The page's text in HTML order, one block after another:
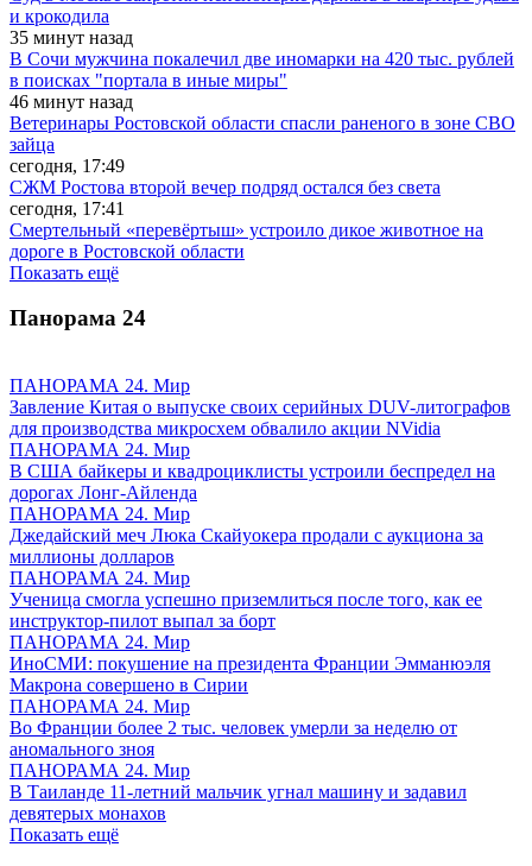
и крокодила
35 минут назад
В Сочи мужчина покалечил две иномарки на 420 тыс. рублей
в поисках "портала в иные миры"
46 минут назад
Ветеринары Ростовской области спасли раненого в зоне СВО
зайца
сегодня, 17:49
СЖМ Ростова второй вечер подряд остался без света
сегодня, 17:41
Смертельный «перевёртыш» устроило дикое животное на
дороге в Ростовской области
Показать ещё
Панорама 24
ПАНОРАМА 24. Мир
Завление Китая о выпуске своих серийных DUV-литографов
для производства микросхем обвалило акции NVidia
ПАНОРАМА 24. Мир
В США байкеры и квадроциклисты устроили беспредел на
дорогах Лонг-Айленда
ПАНОРАМА 24. Мир
Джедайский меч Люка Скайуокера продали с аукциона за
миллионы долларов
ПАНОРАМА 24. Мир
Ученица смогла успешно приземлиться после того, как ее
инструктор-пилот выпал за борт
ПАНОРАМА 24. Мир
ИноСМИ: покушение на президента Франции Эмманюэля
Макрона совершено в Сирии
ПАНОРАМА 24. Мир
Во Франции более 2 тыс. человек умерли за неделю от
аномального зноя
ПАНОРАМА 24. Мир
В Таиланде 11-летний мальчик угнал машину и задавил
девятерых монахов
Показать ещё